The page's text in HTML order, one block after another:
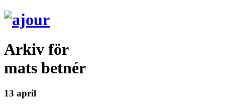
Arkiv för
mats betnér
13 april